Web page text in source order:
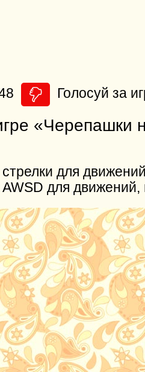
Голосуй за
«Черепашки
для
для движений,